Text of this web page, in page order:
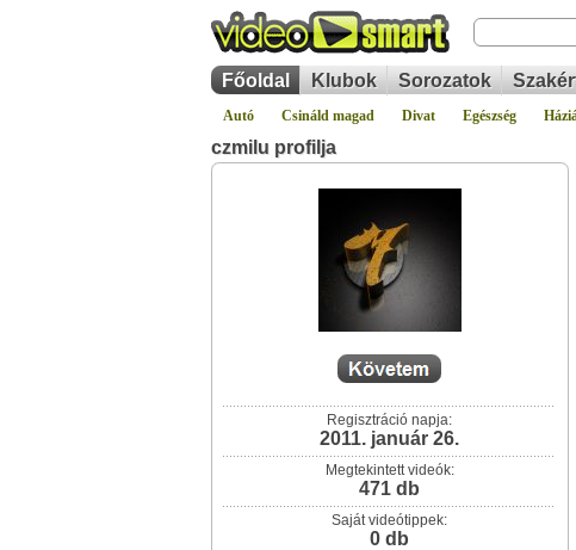
Főoldal Klubok Sorozatok
Autó Csináld magad Divat Egészség
czmilu profilja
Regisztráció napja:
2011. január 26.
Megtekintett videók:
471 db
Saját videótippek:
0 db